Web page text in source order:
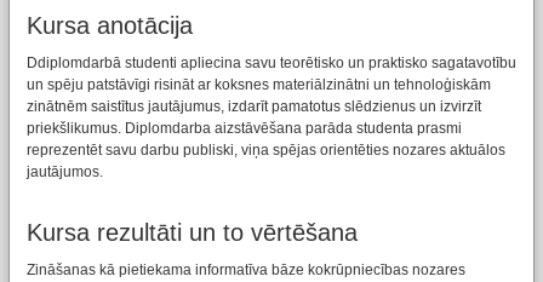
Kursa anotācija
Ddiplomdarbā studenti apliecina savu teorētisko un praktisko sagatavotību
un spēju patstāvīgi risināt ar koksnes materiālzinātni un tehnoloģiskām
zinātnēm saistītus jautājumus, izdarīt pamatotus slēdzienus un izvirzīt
priekšlikumus. Diplomdarba aizstāvēšana parāda studenta prasmi
reprezentēt savu darbu publiski, viņa spējas orientēties nozares aktuālos
jautājumos.
Kursa rezultāti un to vērtēšana
Zināšanas kā pietiekama informatīva bāze kokrūpniecības nozares